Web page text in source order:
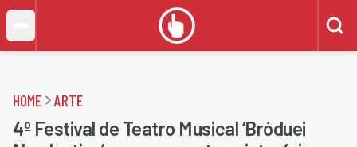
HOME ARTE
4º Festival de Teatro Musical ‘Bróduei